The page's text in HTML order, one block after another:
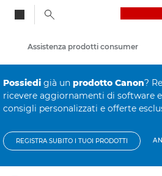
Assistenza prodotti consumer
Possiedi già un prodotto Canon?
ricevere aggiornamenti di software
consigli personalizzati e offerte
REGISTRA SUBITO I TUOI PRODOTTI